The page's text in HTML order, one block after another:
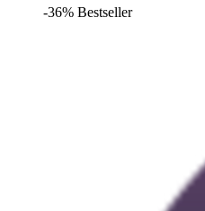
-36% Bestseller